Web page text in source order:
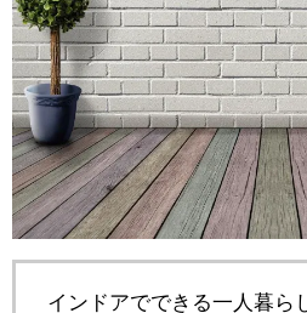
インドアでできる一人暮ら